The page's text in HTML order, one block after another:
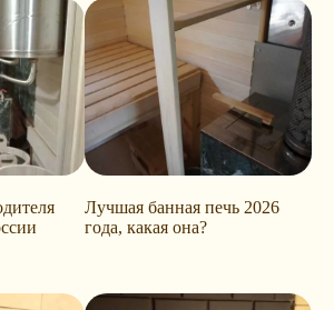
Лучшая банная печь 2026
года, какая она?